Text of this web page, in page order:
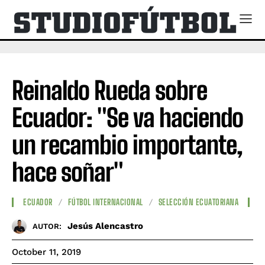
Reinaldo Rueda sobre
Ecuador: "Se va haciendo
un recambio importante,
hace soñar"
ECUADOR FÚTBOL INTERNACIONAL SELECCIÓN ECUATORIANA
AUTOR: Jesús Alencastro
October 11, 2019